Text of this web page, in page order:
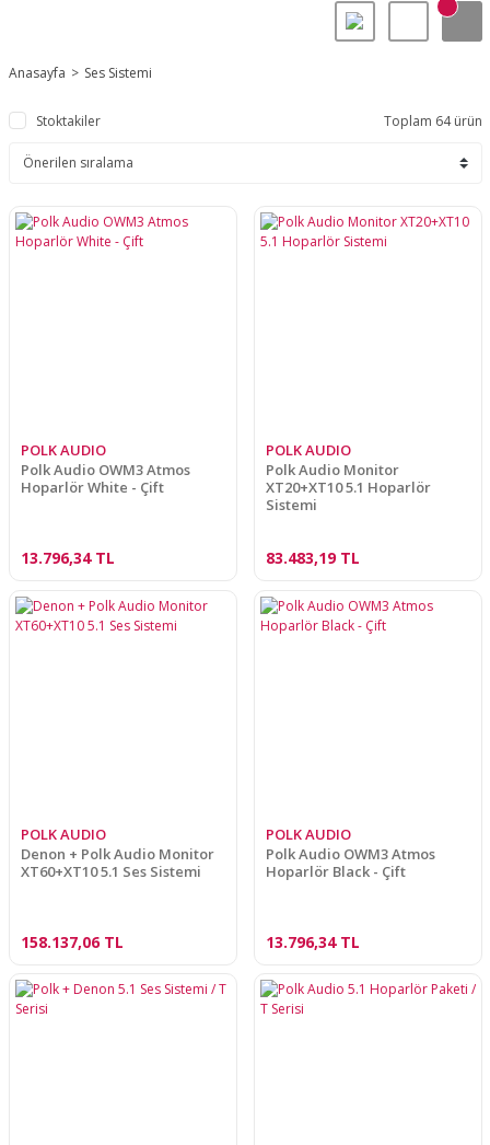
Anasayfa Ses Sistemi
Stoktakiler Toplam 64 ürün
POLK AUDIO
Polk Audio OWM3 Atmos
Hoparlör White - Çift
13.796,34 TL
POLK AUDIO
Polk Audio Monitor
XT20+XT10 5.1 Hoparlör
Sistemi
83.483,19 TL
POLK AUDIO
Denon + Polk Audio Monitor
XT60+XT10 5.1 Ses Sistemi
158.137,06 TL
POLK AUDIO
Polk Audio OWM3 Atmos
Hoparlör Black - Çift
13.796,34 TL